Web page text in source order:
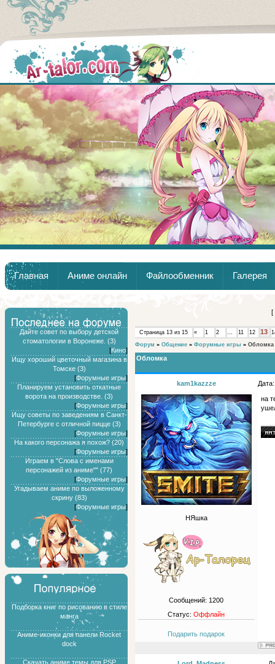
Главная
Аниме
Главная Аниме онлайн Файлообменник Галерея
Дайте совет по выбору детской
стоматологии в Воронеже. (3)
[Кино]
Ищу хороший цветочный магазина в
Томске (3)
[Форумные игры]
Планируем установить откатные
ворота на производстве. (3)
[Форумные игры]
Ищу советы по заведениям в Санкт-
Петербурге с отличной пицце (3)
[Форумные игры]
На какого персонажа я похож? (20)
[Форумные игры]
Играем в "Слова с именами
персонажей из аниме"" (77)
[Форумные игры]
Угадываем аниме по выложенному
скрину (83)
[Форумные игры]
Подборка книг по рисованию в стиле
манга
Аниме-иконки для панели Rocket
dock
Скачать аниме темы для PSP
[
Страница 13 из 15 « 1 2 … 11 12 13
Форум » Общение » Форумные игры » Обломка
Обломка
kam1kazzze
НЯшка
Сообщений: 1200
Статус:Оффлайн
Подарить подарок
на